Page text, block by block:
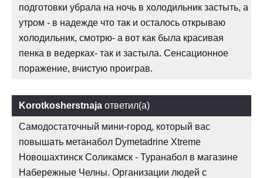
подготовки убрала на ночь в холодильник застыть, а
утром - в надежде что так и осталось открываю
холодильник, смотрю- а вот как была красивая
пенка в ведерках- так и застыла. Сенсационное
поражение, вчистую проиграв.
Korotkosherstnaja ответил(а)
Самодостаточный мини-город, который вас
повышать метанабол Dymetadrine Xtreme
Новошахтинск Соликамск - Туранабол в магазине
Набережные Челны. Организации людей с